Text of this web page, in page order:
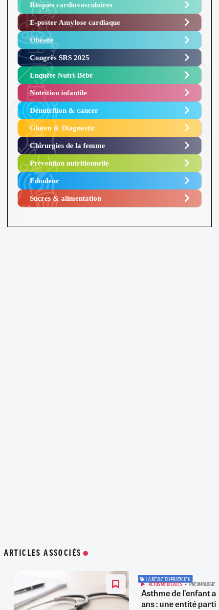
Risques cardiovasculaires
E-poster Amylose cardiaque ​
Obésité ​
Congrès SRS 2025 ​
Enquête Nutri-Bébé ​
Nutrition infantile
Dénutrition & cancer
Gluten & Diagnostic
Chirurgies de la femme
Prévention nutritionnelle
Edouleur​
Sucres & alimentation​
ARTICLES ASSOCIÉS
LA REVUE DU PRATICIEN
ACTUS MÉDICALES
PNEUMOLOGIE
Asthme de l’enfant
ans : une entité